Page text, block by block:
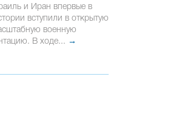
и Иран впервые в
вступили в открытую
военную
В ходе... →